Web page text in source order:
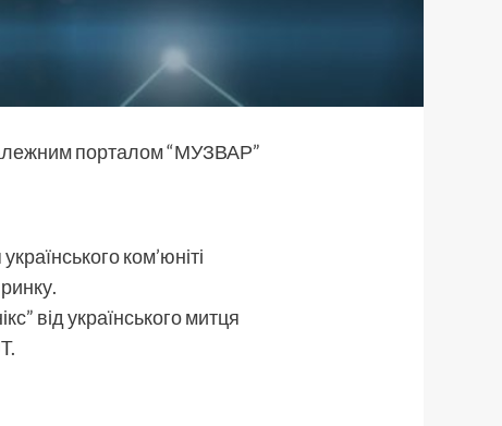
порталом “МУЗВАР”
ком’юніті
від українського митця